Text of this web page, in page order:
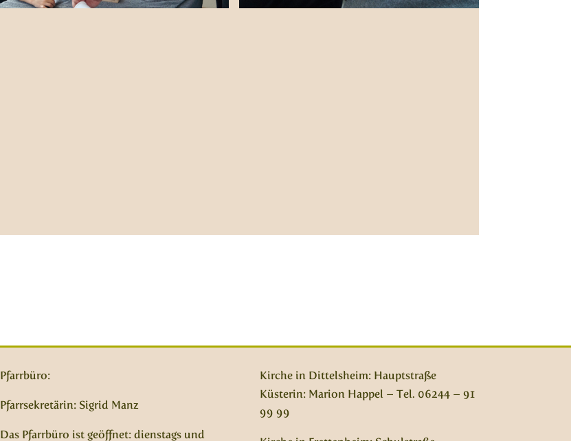
Pfarrbüro:
Pfarrsekretärin: Sigrid Manz
Das Pfarrbüro ist geöffnet: dienstags und
Kirche in Dittelsheim: Hauptstraße
Küsterin: Marion Happel – Tel. 06244 – 91
99 99